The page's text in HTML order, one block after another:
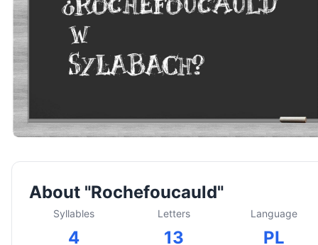
About "Rochefoucauld"
Syllables
4
Letters
13
Language
PL